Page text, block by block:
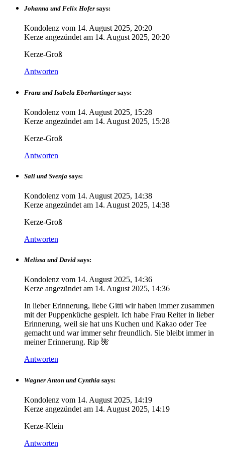
Johanna und Felix Hofer says:
Kondolenz vom 14. August 2025, 20:20
Kerze angezündet am 14. August 2025, 20:20
Kerze-Groß
Antworten
Franz und Isabela Eberhartinger says:
Kondolenz vom 14. August 2025, 15:28
Kerze angezündet am 14. August 2025, 15:28
Kerze-Groß
Antworten
Sali und Svenja says:
Kondolenz vom 14. August 2025, 14:38
Kerze angezündet am 14. August 2025, 14:38
Kerze-Groß
Antworten
Melissa und David says:
Kondolenz vom 14. August 2025, 14:36
Kerze angezündet am 14. August 2025, 14:36
In lieber Erinnerung, liebe Gitti wir haben immer zusammen
mit der Puppenküche gespielt. Ich habe Frau Reiter in lieber
Erinnerung, weil sie hat uns Kuchen und Kakao oder Tee
gemacht und war immer sehr freundlich. Sie bleibt immer in
meiner Erinnerung. Rip 🌺
Antworten
Wagner Anton und Cynthia says:
Kondolenz vom 14. August 2025, 14:19
Kerze angezündet am 14. August 2025, 14:19
Kerze-Klein
Antworten